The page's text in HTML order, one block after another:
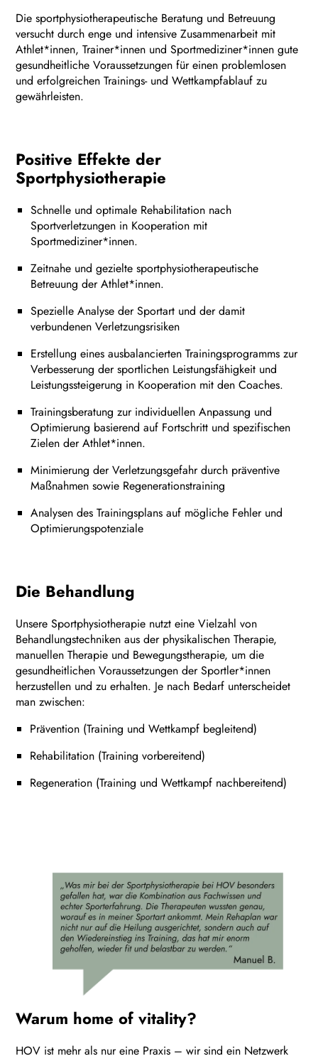
Die sportphysiotherapeutische Beratung und Betreuung
versucht durch enge und intensive Zusammenarbeit mit
Athlet*innen, Trainer*innen und Sportmediziner*innen gute
gesundheitliche Voraussetzungen für einen problemlosen
und erfolgreichen Trainings- und Wettkampfablauf zu
gewährleisten.
Positive Effekte der
Sportphysiotherapie
Schnelle und optimale Rehabilitation nach
Sportverletzungen in Kooperation mit
Sportmediziner*innen.
Zeitnahe und gezielte sportphysiotherapeutische
Betreuung der Athlet*innen.
Spezielle Analyse der Sportart und der damit
verbundenen Verletzungsrisiken
Erstellung eines ausbalancierten Trainingsprogramms zur
Verbesserung der sportlichen Leistungsfähigkeit und
Leistungssteigerung in Kooperation mit den Coaches.
Trainingsberatung zur individuellen Anpassung und
Optimierung basierend auf Fortschritt und spezifischen
Zielen der Athlet*innen.
Minimierung der Verletzungsgefahr durch präventive
Maßnahmen sowie Regenerationstraining
Analysen des Trainingsplans auf mögliche Fehler und
Optimierungspotenziale
Die Behandlung
Unsere Sportphysiotherapie nutzt eine Vielzahl von
Behandlungstechniken aus der physikalischen Therapie,
manuellen Therapie und Bewegungstherapie, um die
gesundheitlichen Voraussetzungen der Sportler*innen
herzustellen und zu erhalten. Je nach Bedarf unterscheidet
man zwischen:
Prävention (Training und Wettkampf begleitend)
Rehabilitation (Training vorbereitend)
Regeneration (Training und Wettkampf nachbereitend)
Warum home of vitality?
HOV ist mehr als nur eine Praxis – wir sind ein Netzwerk